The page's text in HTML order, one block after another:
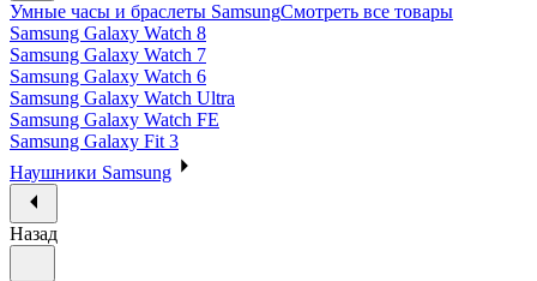
Умные часы и браслеты SamsungСмотреть все товары
Samsung Galaxy Watch 8
Samsung Galaxy Watch 7
Samsung Galaxy Watch 6
Samsung Galaxy Watch Ultra
Samsung Galaxy Watch FE
Samsung Galaxy Fit 3
Наушники Samsung
Назад